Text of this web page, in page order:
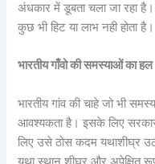
अंधकार में डूबता चला जा रहा
कुछ भी हिट या लाभ नही होता है।
भारतीय गाँवो की समस्याओं का हल
भारतीय गांव की चाहे जो भी
आवश्यकता है। इसके लिए
लिए उसे ठोस कदम यथाशीघ्र